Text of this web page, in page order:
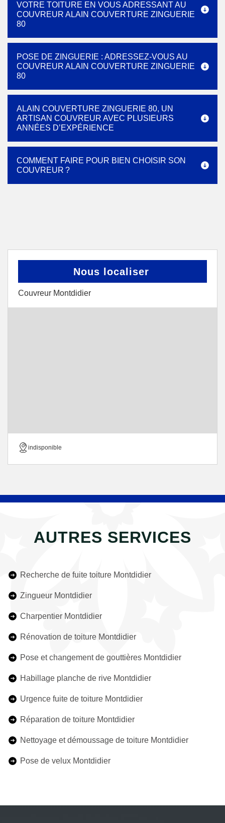
VOTRE TOITURE EN VOUS ADRESSANT AU
COUVREUR ALAIN COUVERTURE ZINGUERIE
80
POSE DE ZINGUERIE : ADRESSEZ-VOUS AU
COUVREUR ALAIN COUVERTURE ZINGUERIE
80
ALAIN COUVERTURE ZINGUERIE 80, UN
ARTISAN COUVREUR AVEC PLUSIEURS
ANNÉES D’EXPÉRIENCE
COMMENT FAIRE POUR BIEN CHOISIR SON
COUVREUR ?
Nous localiser
Couvreur Montdidier
indisponible
AUTRES SERVICES
Recherche de fuite toiture Montdidier
Zingueur Montdidier
Charpentier Montdidier
Rénovation de toiture Montdidier
Pose et changement de gouttières Montdidier
Habillage planche de rive Montdidier
Urgence fuite de toiture Montdidier
Réparation de toiture Montdidier
Nettoyage et démoussage de toiture Montdidier
Pose de velux Montdidier